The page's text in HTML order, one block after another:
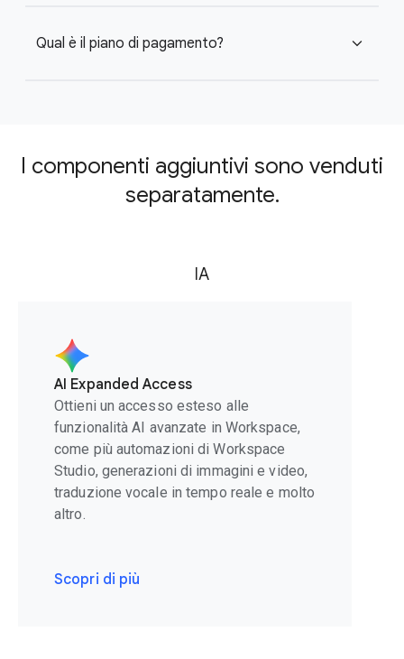
Qual è il piano di pagamento? expand_more
I componenti aggiuntivi sono venduti
separatamente.
IA
AI Expanded Access
Ottieni un accesso esteso alle
funzionalità AI avanzate in Workspace,
come più automazioni di Workspace
Studio, generazioni di immagini e video,
traduzione vocale in tempo reale e molto
altro.
Scopri di più